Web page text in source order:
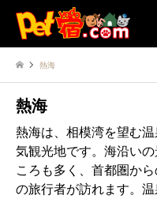
熱海
熱海
熱海は、相模湾を望む
気観光地です。海沿い
ころも多く、首都圏か
の旅行者が訪れます。